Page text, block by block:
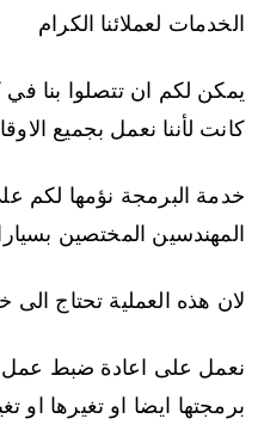
الخدمات لعملائنا الكرام
يمكن لكم ان تتصلوا بنا
كانت لأننا نعمل بجميع
خدمة البرمجة نؤمها لكم
المهندسين المختصين
لان هذه العملية تحتاج الى
نعمل على اعادة ضبط عمل
برمجتها ايضا او تغيرها او